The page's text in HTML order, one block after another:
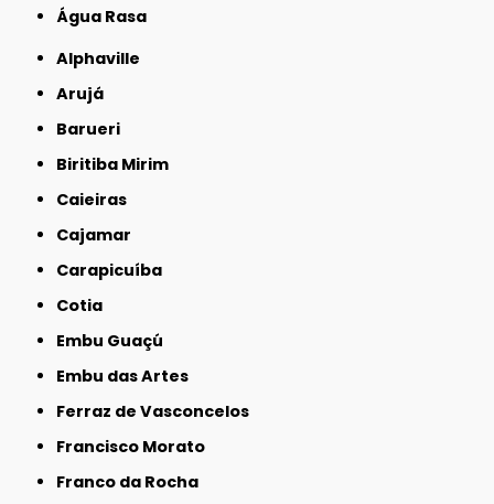
Água Rasa
Alphaville
Arujá
Barueri
Biritiba Mirim
Caieiras
Cajamar
Carapicuíba
Cotia
Embu Guaçú
Embu das Artes
Ferraz de Vasconcelos
Francisco Morato
Franco da Rocha